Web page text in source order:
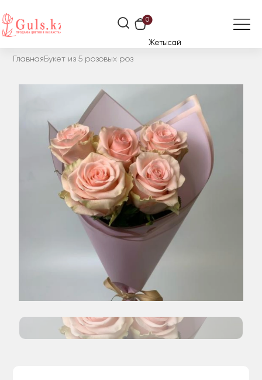
0
Жетысай
Главная Букет из 5 розовых роз